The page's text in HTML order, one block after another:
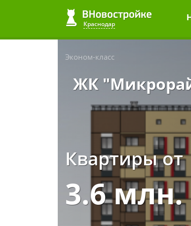
Краснодар
Эконом-класс
ЖК
Квартиры от
3.6